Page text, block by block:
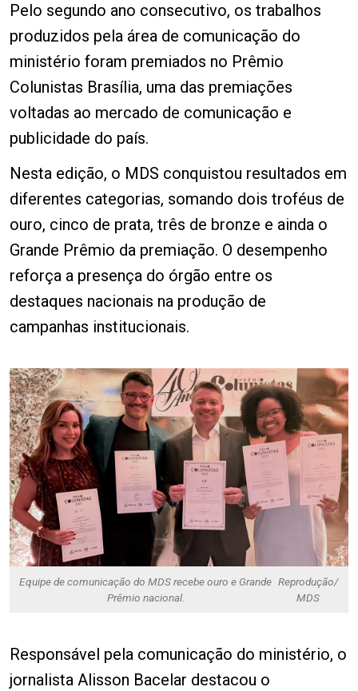
Pelo segundo ano consecutivo, os trabalhos
produzidos pela área de comunicação do
ministério foram premiados no Prêmio
Colunistas Brasília, uma das premiações
voltadas ao mercado de comunicação e
publicidade do país.
Nesta edição, o MDS conquistou resultados em
diferentes categorias, somando dois troféus de
ouro, cinco de prata, três de bronze e ainda o
Grande Prêmio da premiação. O desempenho
reforça a presença do órgão entre os
destaques nacionais na produção de
campanhas institucionais.
Equipe de comunicação do MDS recebe ouro e Grande
Prêmio nacional.
Reprodução/
MDS
Responsável pela comunicação do ministério, o
jornalista Alisson Bacelar destacou o